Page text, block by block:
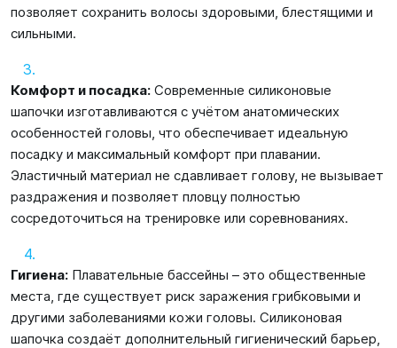
позволяет сохранить волосы здоровыми, блестящими и
сильными.
Комфорт и посадка: Современные силиконовые
шапочки изготавливаются с учётом анатомических
особенностей головы, что обеспечивает идеальную
посадку и максимальный комфорт при плавании.
Эластичный материал не сдавливает голову, не вызывает
раздражения и позволяет пловцу полностью
сосредоточиться на тренировке или соревнованиях.
Гигиена: Плавательные бассейны – это общественные
места, где существует риск заражения грибковыми и
другими заболеваниями кожи головы. Силиконовая
шапочка создаёт дополнительный гигиенический барьер,